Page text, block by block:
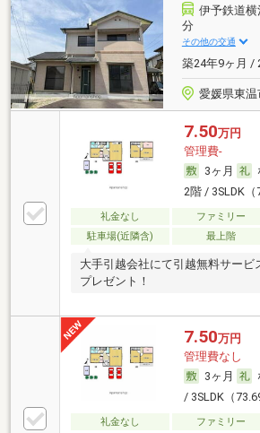
伊予鉄道横
分
その他の交通
築24年9ヶ月 /
愛媛県東温
7.50万円
管理費-
3ヶ月
2階 / 3SLDK（
礼金なし ファミリー
駐車場(近隣含)
最上階
大手引越会社にて引越無料サービ
プレゼント！
7.50万円
管理費なし
3ヶ月
/ 3SLDK（
礼金なし ファミリー